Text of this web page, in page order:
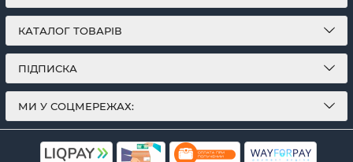
КАТАЛОГ ТОВАРІВ
ПІДПИСКА
МИ У СОЦМЕРЕЖАХ: